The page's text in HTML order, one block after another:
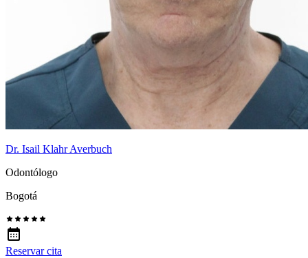
Dr. Isail Klahr Averbuch
Odontólogo
Bogotá
Reservar cita